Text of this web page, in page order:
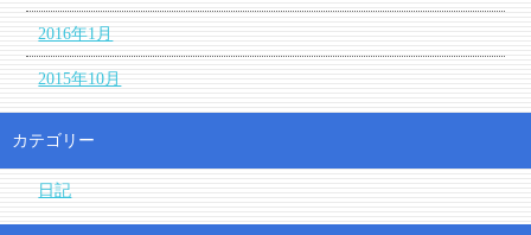
2016年1月
2015年10月
カテゴリー
日記